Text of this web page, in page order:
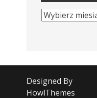
Designed By
HowlThemes